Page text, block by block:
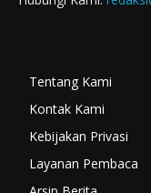
Tentang Kami
Kontak Kami
Kebijakan Privasi
Layanan Pembaca